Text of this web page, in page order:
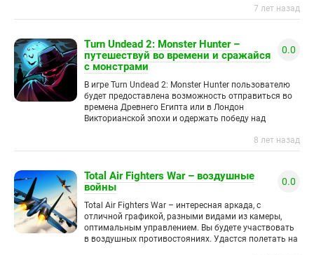
7 лет назад
Turn Undead 2: Monster Hunter –
путешествуй во времени и сражайся
с монстрами
0.0
В игре Turn Undead 2: Monster Hunter пользователю
будет предоставлена возможность отправиться во
времена Древнего Египта или в Лондон
Викторианской эпохи и одержать победу над
8 лет назад
Total Air Fighters War – воздушные
войны
0.0
Total Air Fighters War – интересная аркада, с
отличной графикой, разными видами из камеры,
оптимальным управлением. Вы будете участвовать
в воздушных противостояниях. Удастся полетать на